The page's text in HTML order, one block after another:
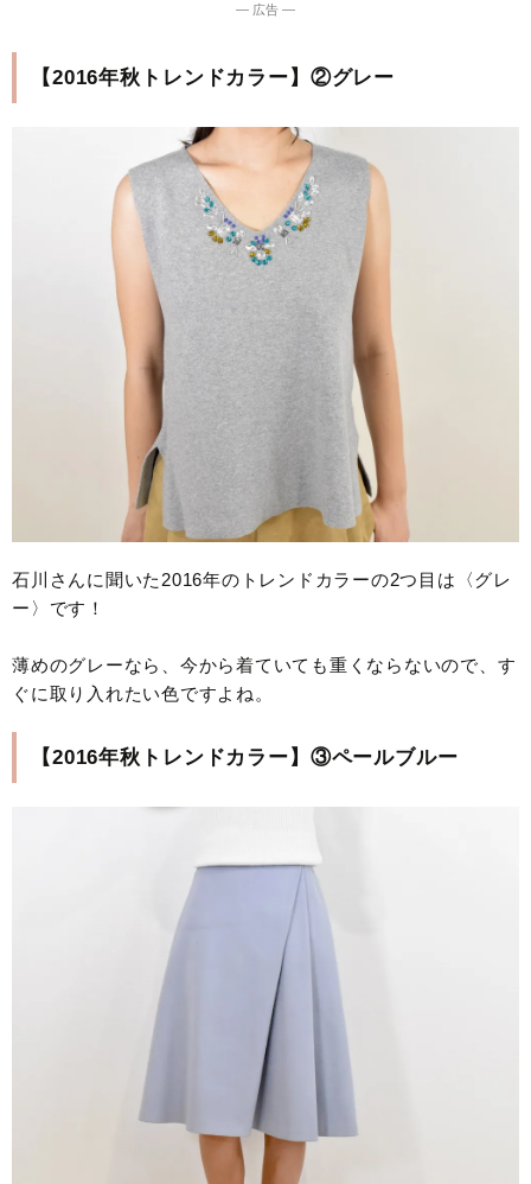
― 広告 ―
【2016年秋トレンドカラー】②グレー
石川さんに聞いた2016年のトレンドカラーの2つ目は〈グレ
ー〉です！
薄めのグレーなら、今から着ていても重くならないので、す
ぐに取り入れたい色ですよね。
【2016年秋トレンドカラー】③ペールブルー